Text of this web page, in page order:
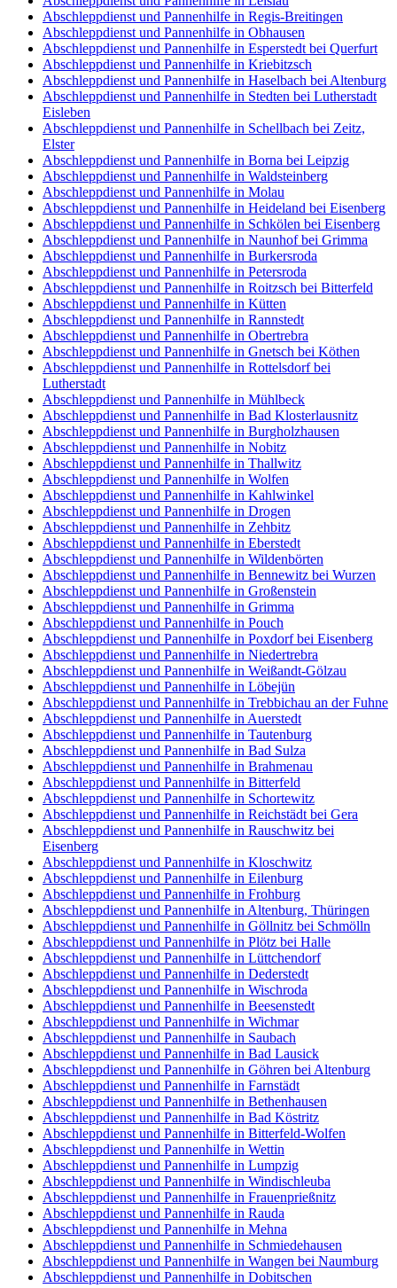
Abschleppdienst und Pannenhilfe in Regis-Breitingen
Abschleppdienst und Pannenhilfe in Obhausen
Abschleppdienst und Pannenhilfe in Esperstedt bei Querfurt
Abschleppdienst und Pannenhilfe in Kriebitzsch
Abschleppdienst und Pannenhilfe in Haselbach bei Altenburg
Abschleppdienst und Pannenhilfe in Stedten bei Lutherstadt
Eisleben
Abschleppdienst und Pannenhilfe in Schellbach bei Zeitz,
Elster
Abschleppdienst und Pannenhilfe in Borna bei Leipzig
Abschleppdienst und Pannenhilfe in Waldsteinberg
Abschleppdienst und Pannenhilfe in Molau
Abschleppdienst und Pannenhilfe in Heideland bei Eisenberg
Abschleppdienst und Pannenhilfe in Schkölen bei Eisenberg
Abschleppdienst und Pannenhilfe in Naunhof bei Grimma
Abschleppdienst und Pannenhilfe in Burkersroda
Abschleppdienst und Pannenhilfe in Petersroda
Abschleppdienst und Pannenhilfe in Roitzsch bei Bitterfeld
Abschleppdienst und Pannenhilfe in Kütten
Abschleppdienst und Pannenhilfe in Rannstedt
Abschleppdienst und Pannenhilfe in Obertrebra
Abschleppdienst und Pannenhilfe in Gnetsch bei Köthen
Abschleppdienst und Pannenhilfe in Rottelsdorf bei
Lutherstadt
Abschleppdienst und Pannenhilfe in Mühlbeck
Abschleppdienst und Pannenhilfe in Bad Klosterlausnitz
Abschleppdienst und Pannenhilfe in Burgholzhausen
Abschleppdienst und Pannenhilfe in Nobitz
Abschleppdienst und Pannenhilfe in Thallwitz
Abschleppdienst und Pannenhilfe in Wolfen
Abschleppdienst und Pannenhilfe in Kahlwinkel
Abschleppdienst und Pannenhilfe in Drogen
Abschleppdienst und Pannenhilfe in Zehbitz
Abschleppdienst und Pannenhilfe in Eberstedt
Abschleppdienst und Pannenhilfe in Wildenbörten
Abschleppdienst und Pannenhilfe in Bennewitz bei Wurzen
Abschleppdienst und Pannenhilfe in Großenstein
Abschleppdienst und Pannenhilfe in Grimma
Abschleppdienst und Pannenhilfe in Pouch
Abschleppdienst und Pannenhilfe in Poxdorf bei Eisenberg
Abschleppdienst und Pannenhilfe in Niedertrebra
Abschleppdienst und Pannenhilfe in Weißandt-Gölzau
Abschleppdienst und Pannenhilfe in Löbejün
Abschleppdienst und Pannenhilfe in Trebbichau an der Fuhne
Abschleppdienst und Pannenhilfe in Auerstedt
Abschleppdienst und Pannenhilfe in Tautenburg
Abschleppdienst und Pannenhilfe in Bad Sulza
Abschleppdienst und Pannenhilfe in Brahmenau
Abschleppdienst und Pannenhilfe in Bitterfeld
Abschleppdienst und Pannenhilfe in Schortewitz
Abschleppdienst und Pannenhilfe in Reichstädt bei Gera
Abschleppdienst und Pannenhilfe in Rauschwitz bei
Eisenberg
Abschleppdienst und Pannenhilfe in Kloschwitz
Abschleppdienst und Pannenhilfe in Eilenburg
Abschleppdienst und Pannenhilfe in Frohburg
Abschleppdienst und Pannenhilfe in Altenburg, Thüringen
Abschleppdienst und Pannenhilfe in Göllnitz bei Schmölln
Abschleppdienst und Pannenhilfe in Plötz bei Halle
Abschleppdienst und Pannenhilfe in Lüttchendorf
Abschleppdienst und Pannenhilfe in Dederstedt
Abschleppdienst und Pannenhilfe in Wischroda
Abschleppdienst und Pannenhilfe in Beesenstedt
Abschleppdienst und Pannenhilfe in Wichmar
Abschleppdienst und Pannenhilfe in Saubach
Abschleppdienst und Pannenhilfe in Bad Lausick
Abschleppdienst und Pannenhilfe in Göhren bei Altenburg
Abschleppdienst und Pannenhilfe in Farnstädt
Abschleppdienst und Pannenhilfe in Bethenhausen
Abschleppdienst und Pannenhilfe in Bad Köstritz
Abschleppdienst und Pannenhilfe in Bitterfeld-Wolfen
Abschleppdienst und Pannenhilfe in Wettin
Abschleppdienst und Pannenhilfe in Lumpzig
Abschleppdienst und Pannenhilfe in Windischleuba
Abschleppdienst und Pannenhilfe in Frauenprießnitz
Abschleppdienst und Pannenhilfe in Rauda
Abschleppdienst und Pannenhilfe in Mehna
Abschleppdienst und Pannenhilfe in Schmiedehausen
Abschleppdienst und Pannenhilfe in Wangen bei Naumburg
Abschleppdienst und Pannenhilfe in Dobitschen